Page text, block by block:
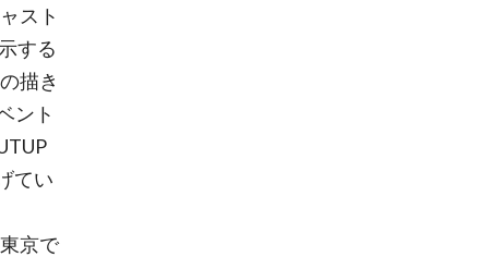
スト
する
描き
ント
てい
京で